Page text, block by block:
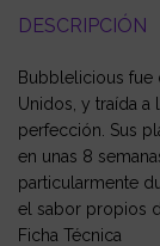
DESCRIPCIÓN
Bubblelicious fue
Unidos, y traída a
perfección. Sus
en unas 8
particularmente
el sabor propios
Ficha Técnica